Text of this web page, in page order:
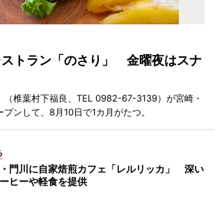
トラン「のさり」 金曜夜はスナ
（椎葉村下福良、TEL 0982-67-3139）が宮崎・
ンして、8月10日で1カ月がたつ。
門川に自家焙煎カフェ「レルリッカ」 深い
ヒーや軽食を提供